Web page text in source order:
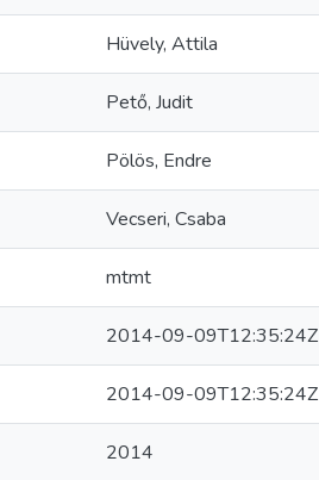
Hüvely, Attila
Pető, Judit
Pölös, Endre
Vecseri, Csaba
mtmt
2014-09-09T12:35:24Z
2014-09-09T12:35:24Z
2014